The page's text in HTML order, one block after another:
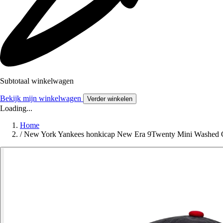
Subtotaal winkelwagen
Bekijk mijn winkelwagen Verder winkelen
Loading...
Home
/ New York Yankees honkicap New Era 9Twenty Mini Washed